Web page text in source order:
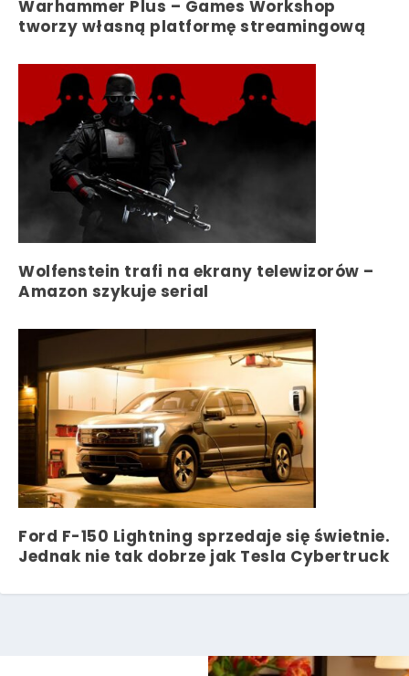
Warhammer Plus – Games Workshop
tworzy własną platformę streamingową
Wolfenstein trafi na ekrany telewizorów –
Amazon szykuje serial
Ford F-150 Lightning sprzedaje się świetnie.
Jednak nie tak dobrze jak Tesla Cybertruck